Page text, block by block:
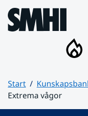
Hoppa till sidans innehåll
Start
Extrema vågor